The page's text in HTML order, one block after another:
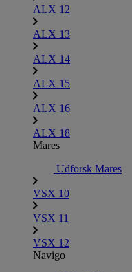
ALX 12
ALX 13
ALX 14
ALX 15
ALX 16
ALX 18
Mares
Udforsk Mares
VSX 10
VSX 11
VSX 12
Navigo